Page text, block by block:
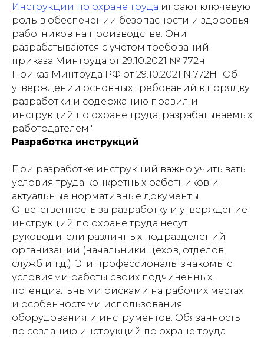
Инструкции по охране труда играют ключевую
роль в обеспечении безопасности и здоровья
работников на производстве. Они
разрабатываются с учетом требований
приказа Минтруда от 29.10.2021 № 772н.
Приказ Минтруда РФ от 29.10.2021 N 772Н "Об
утверждении основных требований к порядку
разработки и содержанию правил и
инструкций по охране труда, разрабатываемых
работодателем"
Разработка инструкций
При разработке инструкций важно учитывать
условия труда конкретных работников и
актуальные нормативные документы.
Ответственность за разработку и утверждение
инструкций по охране труда несут
руководители различных подразделений
организации (начальники цехов, отделов,
служб и т.д.). Эти профессионалы знакомы с
условиями работы своих подчиненных,
потенциальными рисками на рабочих местах
и особенностями использования
оборудования и инструментов. Обязанность
по созданию инструкций по охране труда